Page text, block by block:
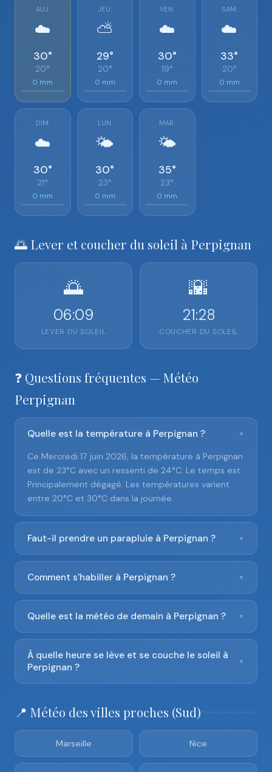
AUJ.
☁️
30°
20°
0 mm
JEU.
⛅
29°
20°
0 mm
VEN.
☁️
30°
19°
0 mm
SAM.
☁️
33°
20°
0 mm
DIM.
☁️
30°
21°
0 mm
LUN.
🌤️
30°
23°
0 mm
MAR.
🌤️
35°
23°
0 mm
🌅 Lever et coucher du soleil à Perpignan
🌅
06:09
LEVER DU SOLEIL
🌇
21:28
COUCHER DU SOLEIL
❓ Questions fréquentes — Météo
Perpignan
Quelle est la température à Perpignan ? ▼
Ce Mercredi 17 juin 2026, la température à Perpignan
est de 23°C avec un ressenti de 24°C. Le temps est
Principalement dégagé. Les températures varient
entre 20°C et 30°C dans la journée.
Faut-il prendre un parapluie à Perpignan ? ▼
Comment s'habiller à Perpignan ? ▼
Quelle est la météo de demain à Perpignan ? ▼
À quelle heure se lève et se couche le soleil à
Perpignan ?
▼
📍 Météo des villes proches (Sud)
Marseille Nice